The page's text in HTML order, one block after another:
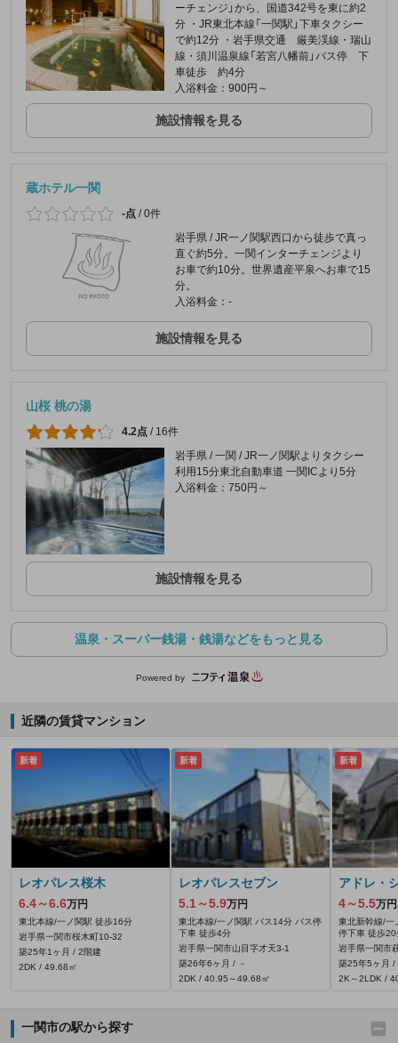
ーチェンジ」から、国道342号を東に約2
分 ・JR東北本線「一関駅」下車タクシー
で約12分 ・岩手県交通 厳美渓線・瑞山
線・須川温泉線「若宮八幡前」バス停 下
車徒歩 約4分
入浴料金：900円～
施設情報を見る
蔵ホテル一関
-点 /0件
岩手県 / JR一ノ関駅西口から徒歩で真っ
直ぐ約5分。一関インターチェンジより
お車で約10分。世界遺産平泉へお車で15
分。
入浴料金：-
施設情報を見る
山桜 桃の湯
4.2点 / 16件
岩手県 / 一関 / JR一ノ関駅よりタクシー
利用15分東北自動車道 一関ICより5分
入浴料金：750円～
施設情報を見る
温泉・スーパー銭湯・銭湯などをもっと見る
Powered by
近隣の賃貸マンション
新着
レオパレス桜木
6.4～6.6万円
東北本線/一ノ関駅 徒歩16分
岩手県一関市桜木町10-32
築25年1ヶ月 / 2階建
2DK / 49.68㎡
新着
レオパレスセブン
5.1～5.9万円
東北本線/一ノ関駅 バス14分 バス停
下車 徒歩4分
岩手県一関市山目字才天3‐1
築26年6ヶ月 / －
2DK / 40.95～49.68㎡
新着
アドレ・
4～5.5万円
東北新幹線/一
停下車 徒歩20
岩手県一関市
築25年5ヶ月 /
2K～2LDK /
一関市の駅から探す